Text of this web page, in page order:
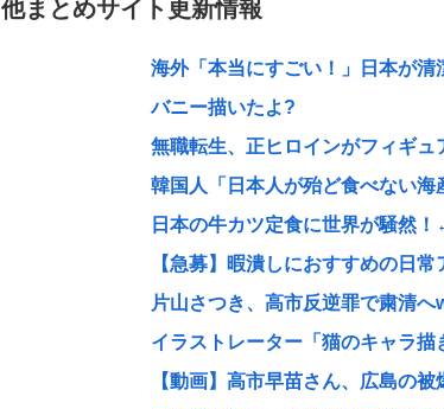
他まとめサイト更新情報
海外「本当にすごい！」日本が
バニー描いたよ?
無職転生、正ヒロインがフィギュ
韓国人「日本人が殆ど食べない
日本の牛カツ定食に世界が騒然
【急募】暇潰しにおすすめの日常
片山さつき、高市反逆罪で粛清へ
イラストレーター「猫のキャラ
【動画】高市早苗さん、広島の